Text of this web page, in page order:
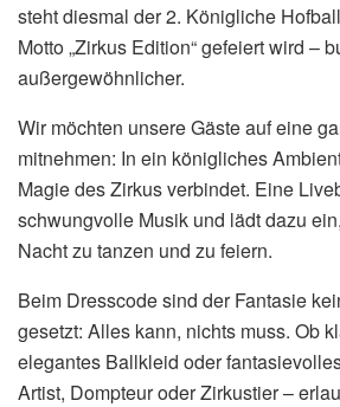
steht diesmal der 2. Königliche
Motto „Zirkus Edition“ gefeiert wird –
außergewöhnlicher.
Wir möchten unsere Gäste auf eine
mitnehmen: In ein königliches
Magie des Zirkus verbindet. Eine
schwungvolle Musik und lädt dazu
Nacht zu tanzen und zu feiern.
Beim Dresscode sind der Fantasie
gesetzt: Alles kann, nichts muss. Ob
elegantes Ballkleid oder
Artist, Dompteur oder Zirkustier –